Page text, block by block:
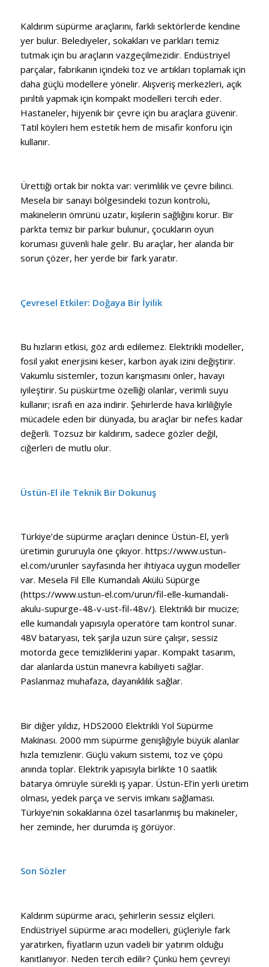
Kaldırım süpürme araçlarını, farklı sektörlerde kendine
yer bulur. Belediyeler, sokakları ve parkları temiz
tutmak için bu araçların vazgeçilmezidir. Endüstriyel
parçalar, fabrikanın içindeki toz ve artıkları toplamak için
daha güçlü modellere yönelir. Alışveriş merkezleri, açık
pırıltılı yapmak için kompakt modelleri tercih eder.
Hastaneler, hijyenik bir çevre için bu araçlara güvenir.
Tatil köyleri hem estetik hem de misafir konforu için
kullanır.
Ürettiği ortak bir nokta var: verimlilik ve çevre bilinci.
Mesela bir sanayi bölgesindeki tozun kontrolü,
makinelerin ömrünü uzatır, kişilerin sağlığını korur. Bir
parkta temiz bir parkur bulunur, çocukların oyun
koruması güvenli hale gelir. Bu araçlar, her alanda bir
sorun çözer, her yerde bir fark yaratır.
Çevresel Etkiler: Doğaya Bir İyilik
Bu hızların etkisi, göz ardı edilemez. Elektrikli modeller,
fosil yakıt enerjisini keser, karbon ayak izini değiştirir.
Vakumlu sistemler, tozun karışmasını önler, havayı
iyileştirir. Su püskürtme özelliği olanlar, verimli suyu
kullanır; israfı en aza indirir. Şehirlerde hava kirliliğiyle
mücadele eden bir dünyada, bu araçlar bir nefes kadar
değerli. Tozsuz bir kaldırım, sadece gözler değil,
ciğerleri de mutlu olur.
Üstün-El ile Teknik Bir Dokunuş
Türkiye’de süpürme araçları denince Üstün-El, yerli
üretimin gururuyla öne çıkıyor. https://www.ustun-
el.com/urunler sayfasında her ihtiyaca uygun modeller
var. Mesela Fil Elle Kumandalı Akülü Süpürge
(https://www.ustun-el.com/urun/fil-elle-kumandali-
akulu-supurge-48-v-ust-fil-48v/). Elektrikli bir mucize;
elle kumandalı yapısıyla operatöre tam kontrol sunar.
48V bataryası, tek şarjla uzun süre çalışır, sessiz
motorda gece temizliklerini yapar. Kompakt tasarım,
dar alanlarda üstün manevra kabiliyeti sağlar.
Paslanmaz muhafaza, dayanıklılık sağlar.
Bir diğer yıldız, HDS2000 Elektrikli Yol Süpürme
Makinası. 2000 mm süpürme genişliğiyle büyük alanlar
hızla temizlenir. Güçlü vakum sistemi, toz ve çöpü
anında toplar. Elektrik yapısıyla birlikte 10 saatlik
batarya ömrüyle sürekli iş yapar. Üstün-El’in yerli üretim
olması, yedek parça ve servis imkanı sağlaması.
Türkiye’nin sokaklarına özel tasarlanmış bu makineler,
her zeminde, her durumda iş görüyor.
Son Sözler
Kaldırım süpürme aracı, şehirlerin sessiz elçileri.
Endüstriyel süpürme aracı modelleri, güçleriyle fark
yaratırken, fiyatların uzun vadeli bir yatırım olduğu
kanıtlanıyor. Neden tercih edilir? Çünkü hem çevreyi